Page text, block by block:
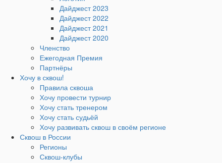
Дайджест 2023
Дайджест 2022
Дайджест 2021
Дайджест 2020
Членство
Ежегодная Премия
Партнёры
Хочу в сквош!
Правила сквоша
Хочу провести турнир
Хочу стать тренером
Хочу стать судьёй
Хочу развивать сквош в своём регионе
Сквош в России
Регионы
Сквош-клубы